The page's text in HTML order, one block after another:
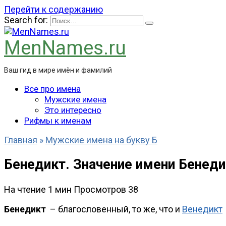
Перейти к содержанию
Search for:
MenNames.ru
Ваш гид в мире имён и фамилий
Все про имена
Мужские имена
Это интересно
Рифмы к именам
Главная » Мужские имена на букву Б
Бенедикт. Значение имени
На чтение 1 мин Просмотров 38
Бенедикт – благословенный, то же, что и Венедикт